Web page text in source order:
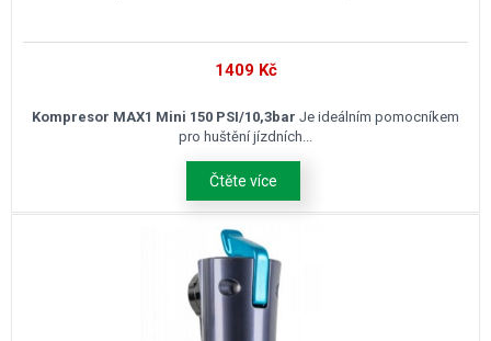
1409 Kč
Kompresor MAX1 Mini 150 PSI/10,3bar Je ideálním pomocníkem
pro huštění jízdních...
Čtěte více